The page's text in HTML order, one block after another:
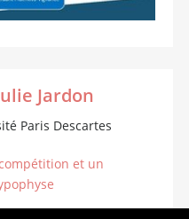
Jardon
Paris Descartes
et un